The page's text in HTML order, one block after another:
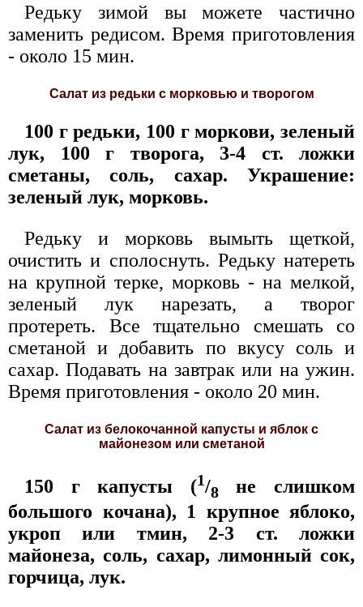
Редьку зимой вы можете частично
заменить редисом. Время приготовления
- около 15 мин.
Салат из редьки с морковью и творогом
100 г редьки, 100 г моркови, зеленый
лук, 100 г творога, 3-4 ст. ложки
сметаны, соль, сахар. Украшение:
зеленый лук, морковь.
Редьку и морковь вымыть щеткой,
очистить и сполоснуть. Редьку натереть
на крупной терке, морковь - на мелкой,
зеленый лук нарезать, а творог
протереть. Все тщательно смешать со
сметаной и добавить по вкусу соль и
сахар. Подавать на завтрак или на ужин.
Время приготовления - около 20 мин.
Салат из белокочанной капусты и яблок с
майонезом или сметаной
150 г капусты (1/8 не слишком
большого кочана), 1 крупное яблоко,
укроп или тмин, 2-3 ст. ложки
майонеза, соль, сахар, лимонный сок,
горчица, лук.